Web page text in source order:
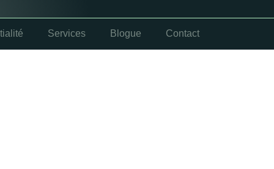
Services Blogue Contact